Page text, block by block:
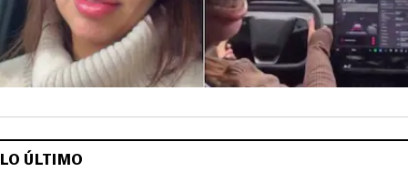
LO ÚLTIMO